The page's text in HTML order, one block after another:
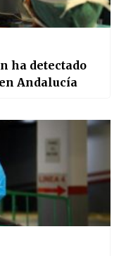
ha detectado
Andalucía